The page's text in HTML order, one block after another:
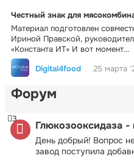
Честный знак для
Материал подготовлен
Ириной Правской,
«Константа ИТ» И вот момент...
Digital4food
25 марта
Форум
Глюкозооксидаза
День добрый! Вопрос
завод поступила
3